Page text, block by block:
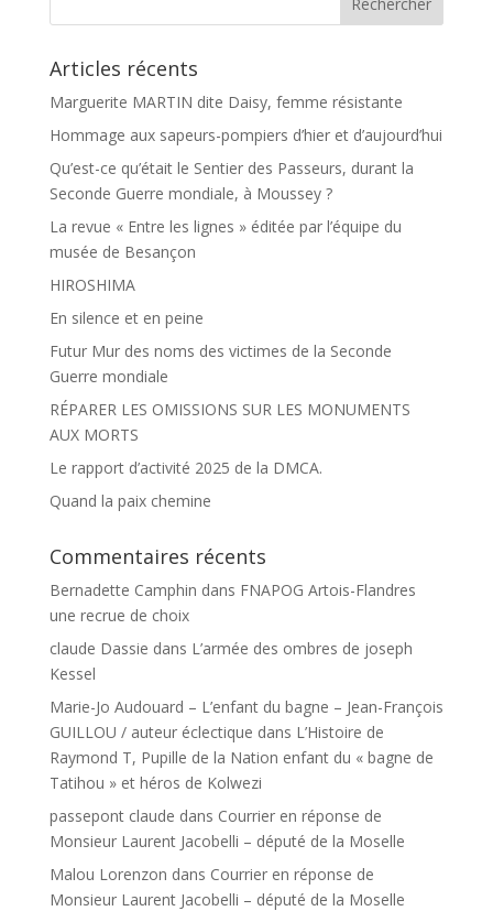
Articles récents
Marguerite MARTIN dite Daisy, femme résistante
Hommage aux sapeurs-pompiers d’hier et d’aujourd’hui
Qu’est-ce qu’était le Sentier des Passeurs, durant la
Seconde Guerre mondiale, à Moussey ?
La revue « Entre les lignes » éditée par l’équipe du
musée de Besançon
HIROSHIMA
En silence et en peine
Futur Mur des noms des victimes de la Seconde
Guerre mondiale
RÉPARER LES OMISSIONS SUR LES MONUMENTS
AUX MORTS
Le rapport d’activité 2025 de la DMCA.
Quand la paix chemine
Commentaires récents
Bernadette Camphin dans FNAPOG Artois-Flandres
une recrue de choix
claude Dassie dans L’armée des ombres de joseph
Kessel
Marie-Jo Audouard – L’enfant du bagne – Jean-François
GUILLOU / auteur éclectique dans L’Histoire de
Raymond T, Pupille de la Nation enfant du « bagne de
Tatihou » et héros de Kolwezi
passepont claude dans Courrier en réponse de
Monsieur Laurent Jacobelli – député de la Moselle
Malou Lorenzon dans Courrier en réponse de
Monsieur Laurent Jacobelli – député de la Moselle